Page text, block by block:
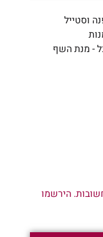
וסטייל
- מנת השף
הירשמו